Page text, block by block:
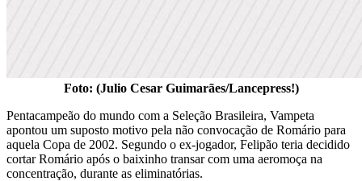
Foto: (Julio Cesar Guimarães/Lancepress!)
Pentacampeão do mundo com a Seleção Brasileira, Vampeta
apontou um suposto motivo pela não convocação de Romário para
aquela Copa de 2002. Segundo o ex-jogador, Felipão teria decidido
cortar Romário após o baixinho transar com uma aeromoça na
concentração, durante as eliminatórias.